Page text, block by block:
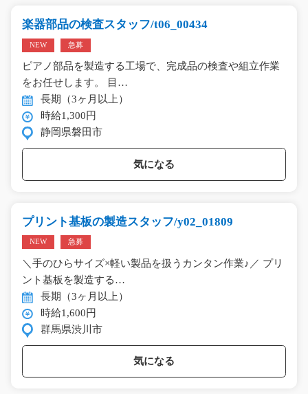
楽器部品の検査スタッフ/t06_00434
NEW 急募
ピアノ部品を製造する工場で、完成品の検査や組立作業
をお任せします。 目…
長期（3ヶ月以上）
時給1,300円
静岡県磐田市
気になる
プリント基板の製造スタッフ/y02_01809
NEW 急募
＼手のひらサイズ×軽い製品を扱うカンタン作業♪／ プリ
ント基板を製造する…
長期（3ヶ月以上）
時給1,600円
群馬県渋川市
気になる